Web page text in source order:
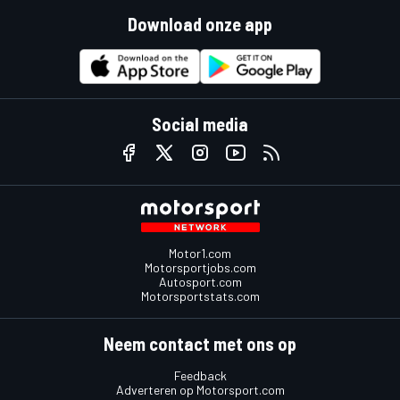
Download onze app
Social media
Motor1.com
Motorsportjobs.com
Autosport.com
Motorsportstats.com
Neem contact met ons op
Feedback
Adverteren op Motorsport.com